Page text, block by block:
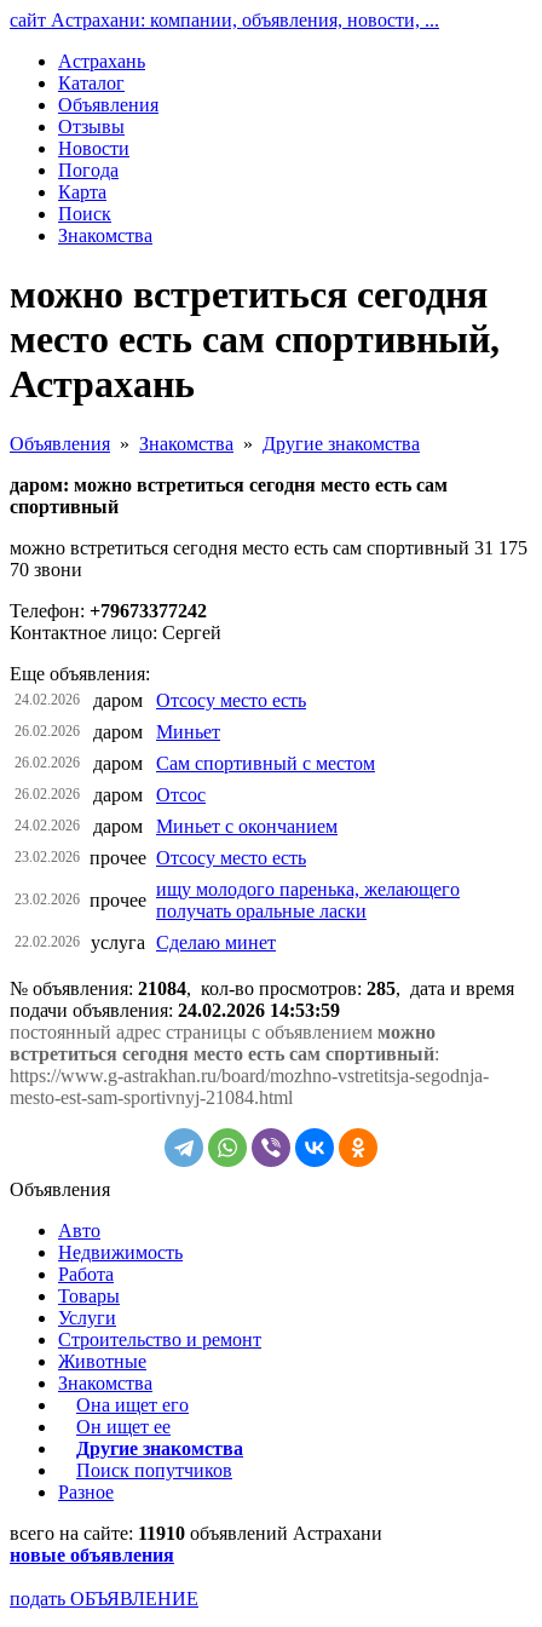
сайт Астрахани: компании, объявления, новости, ...
Астрахань
Каталог
Объявления
Отзывы
Новости
Погода
Карта
Поиск
Знакомства
можно встретиться сегодня
место есть сам спортивный,
Астрахань
Объявления » Знакомства » Другие знакомства
даром: можно встретиться сегодня место есть сам
спортивный
можно встретиться сегодня место есть сам спортивный 31 175
70 звони
Телефон: +79673377242
Контактное лицо: Сергей
Еще объявления:
24.02.2026 даром Отсосу место есть
26.02.2026 даром Миньет
26.02.2026 даром Сам спортивный с местом
26.02.2026 даром Отсос
24.02.2026 даром Миньет с окончанием
23.02.2026 прочее Отсосу место есть
23.02.2026 прочее
ищу молодого паренька, желающего
получать оральные ласки
22.02.2026 услуга Сделаю минет
№ объявления: 21084, кол-во просмотров: 285, дата и время
подачи объявления: 24.02.2026 14:53:59
постоянный адрес страницы с объявлением можно
встретиться сегодня место есть сам спортивный:
https://www.g-astrakhan.ru/board/mozhno-vstretitsja-segodnja-
mesto-est-sam-sportivnyj-21084.html
Объявления
Авто
Недвижимость
Работа
Товары
Услуги
Строительство и ремонт
Животные
Знакомства
Она ищет его
Он ищет ее
Другие знакомства
Поиск попутчиков
Разное
всего на сайте: 11910 объявлений Астрахани
новые объявления
подать ОБЪЯВЛЕНИЕ